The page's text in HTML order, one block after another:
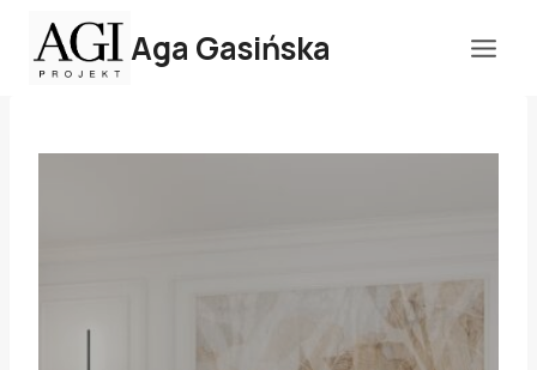
Przejdź
treści
Aga Gasińska